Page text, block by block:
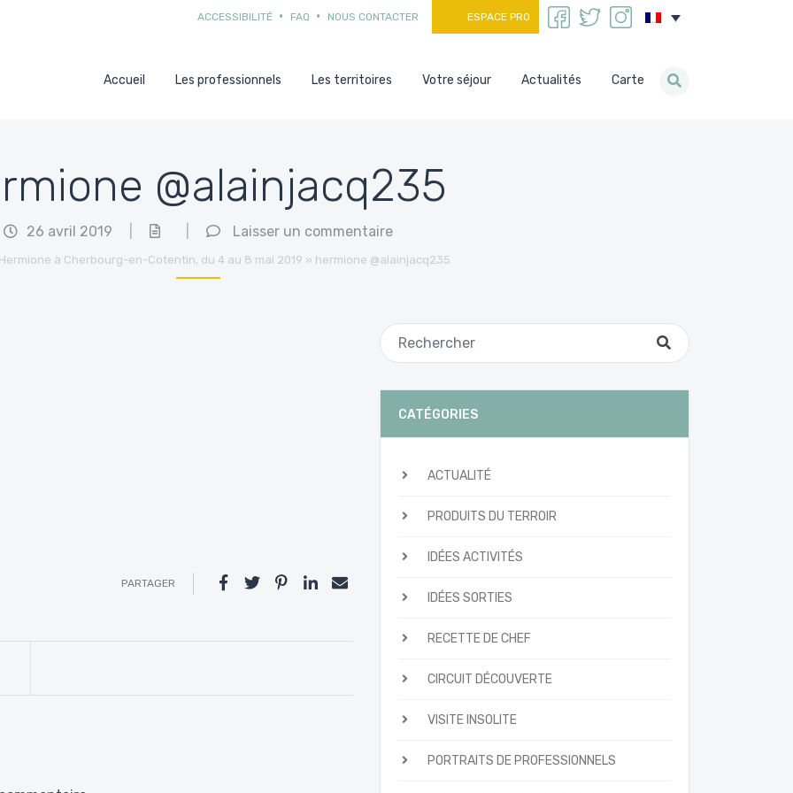
ACCESSIBILITÉ FAQ NOUS CONTACTER ESPACE PRO
Accueil Les professionnels Les territoires Votre séjour Actualités Carte
@alainjacq235
26 avril 2019 Laisser un commentaire
Hermione à Cherbourg-en-Cotentin, du 4 au 8 mai 2019 » hermione @alainjacq235
PARTAGER
CATÉGORIES
ACTUALITÉ
PRODUITS DU TERROIR
IDÉES ACTIVITÉS
IDÉES SORTIES
RECETTE DE CHEF
CIRCUIT DÉCOUVERTE
VISITE INSOLITE
PORTRAITS DE PROFESSIONNELS